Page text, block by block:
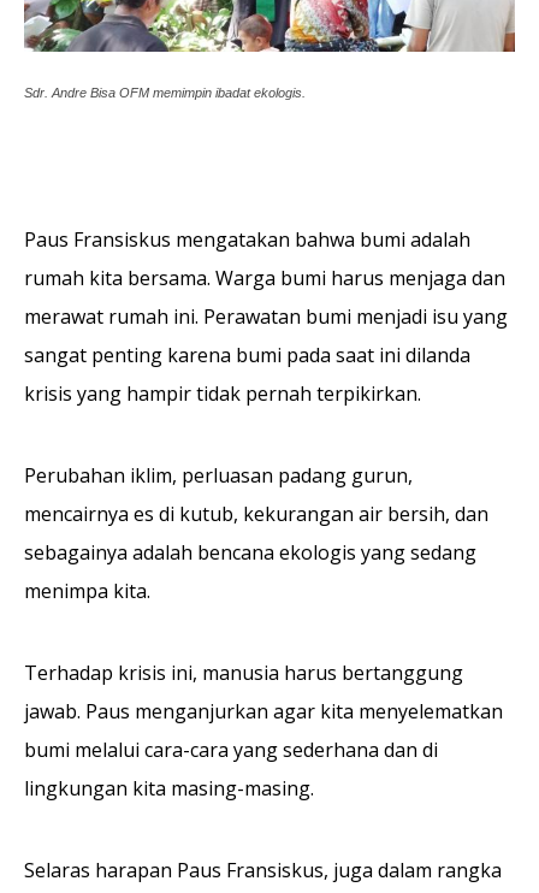
Sdr. Andre Bisa OFM memimpin ibadat ekologis.
Paus Fransiskus mengatakan bahwa bumi adalah
rumah kita bersama. Warga bumi harus menjaga dan
merawat rumah ini. Perawatan bumi menjadi isu yang
sangat penting karena bumi pada saat ini dilanda
krisis yang hampir tidak pernah terpikirkan.
Perubahan iklim, perluasan padang gurun,
mencairnya es di kutub, kekurangan air bersih, dan
sebagainya adalah bencana ekologis yang sedang
menimpa kita.
Terhadap krisis ini, manusia harus bertanggung
jawab. Paus menganjurkan agar kita menyelematkan
bumi melalui cara-cara yang sederhana dan di
lingkungan kita masing-masing.
Selaras harapan Paus Fransiskus, juga dalam rangka